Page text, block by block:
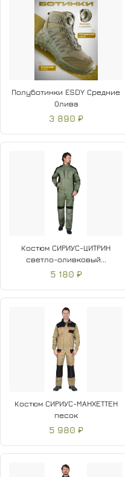
Полуботинки ESDY Средние
Олива
3 890 ₽
Костюм СИРИУС-ЦИТРИН
светло-оливковый...
5 180 ₽
Костюм СИРИУС-МАНХЕТТЕН
песок
5 980 ₽